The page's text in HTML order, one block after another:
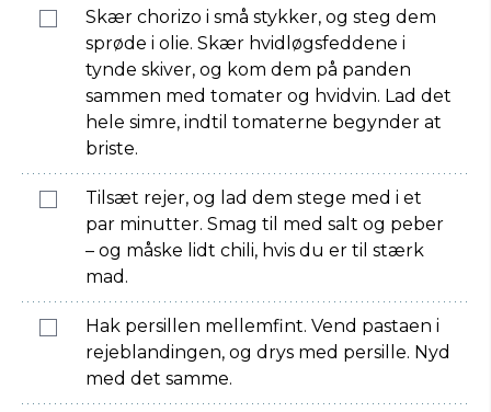
Skær chorizo i små stykker, og steg dem
sprøde i olie. Skær hvidløgsfeddene i
tynde skiver, og kom dem på panden
sammen med tomater og hvidvin. Lad det
hele simre, indtil tomaterne begynder at
briste.
Tilsæt rejer, og lad dem stege med i et
par minutter. Smag til med salt og peber
– og måske lidt chili, hvis du er til stærk
mad.
Hak persillen mellemfint. Vend pastaen i
rejeblandingen, og drys med persille. Nyd
med det samme.